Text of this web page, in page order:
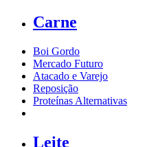
Carne
Boi Gordo
Mercado Futuro
Atacado e Varejo
Reposição
Proteínas Alternativas
Leite